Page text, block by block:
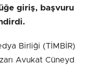
giriş, başvuru
Birliği (TİMBİR)
Avukat Cüneyd